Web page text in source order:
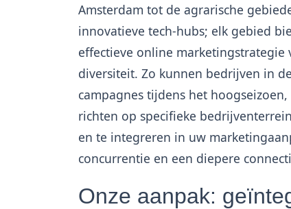
Amsterdam tot de agrarische
innovatieve tech-hubs; elk gebied
effectieve online
diversiteit. Zo kunnen bedrijven in
campagnes tijdens het
richten op specifieke
en te integreren in uw
concurrentie en een diepere
Onze aanpak: